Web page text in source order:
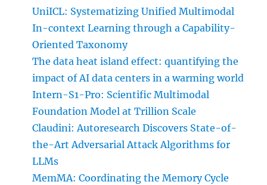
UniICL: Systematizing Unified Multimodal
In-context Learning through a Capability-
Oriented Taxonomy
The data heat island effect: quantifying the
impact of AI data centers in a warming world
Intern-S1-Pro: Scientific Multimodal
Foundation Model at Trillion Scale
Claudini: Autoresearch Discovers State-of-
the-Art Adversarial Attack Algorithms for
LLMs
MemMA: Coordinating the Memory Cycle